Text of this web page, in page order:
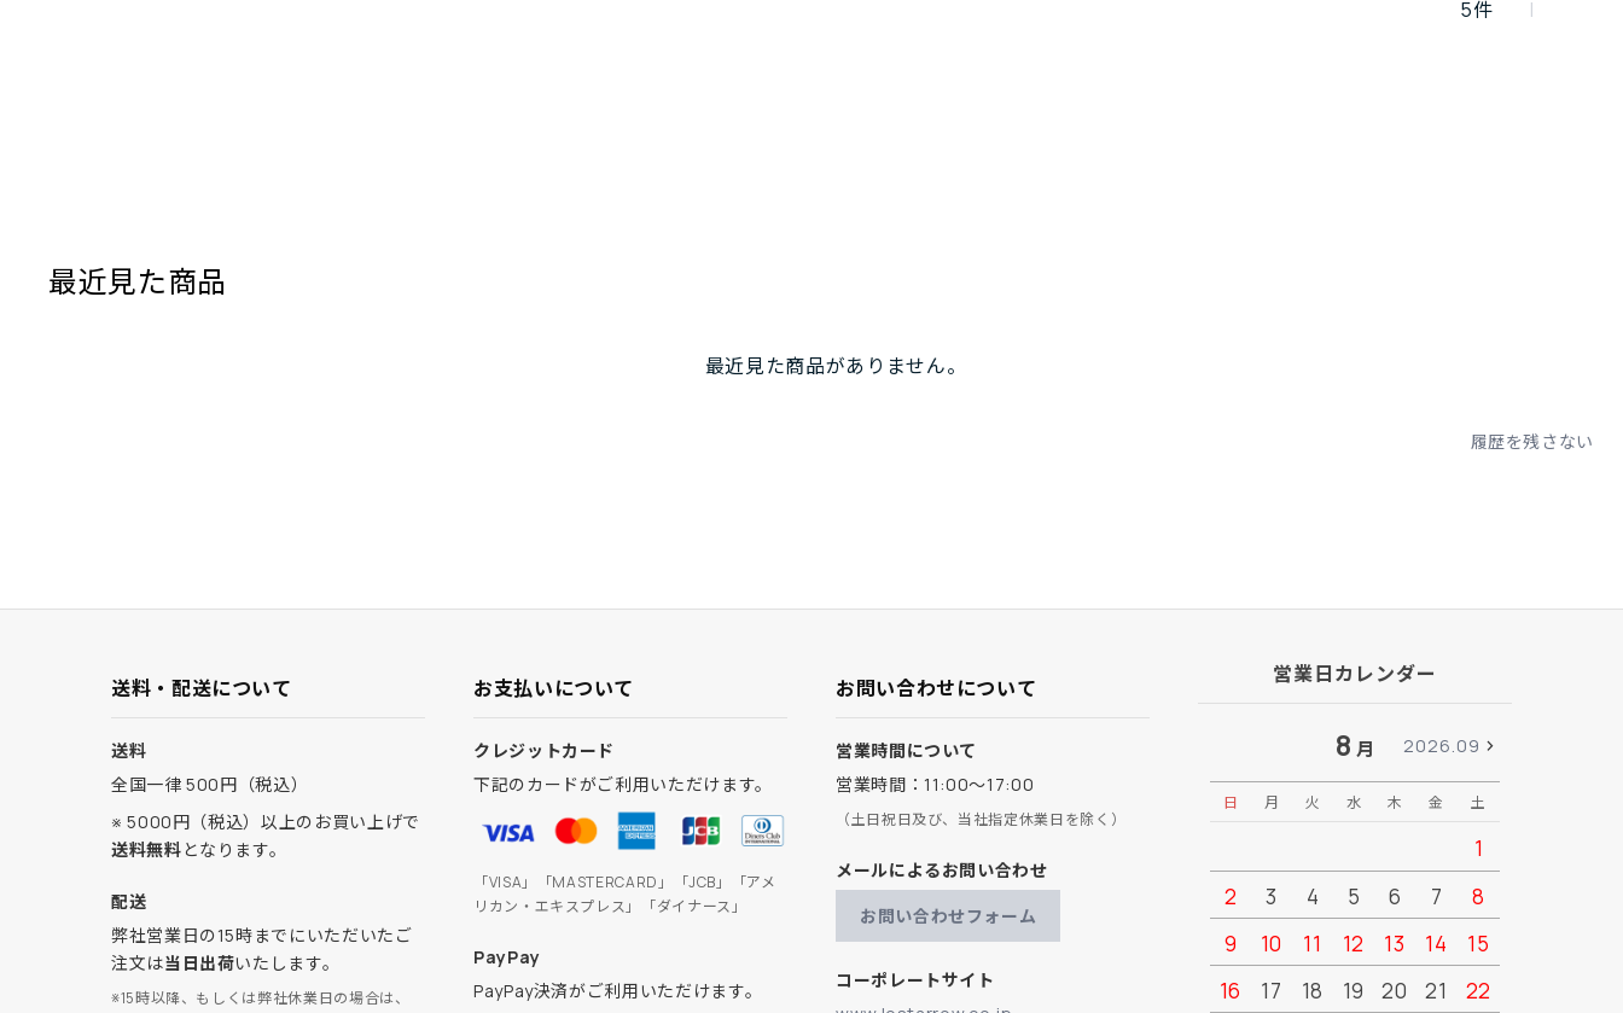
5件
最近見た商品
最近見た商品がありません。
履歴を残さない
送料・配送について
送料
全国一律 500円（税込）
※ 5000円（税込）以上のお買い上げで
送料無料となります。
配送
弊社営業日の15時までにいただいたご
注文は当日出荷いたします。
※15時以降、もしくは弊社休業日の場合は、
お支払いについて
クレジットカード
下記のカードがご利用いただけます。
「VISA」「MASTERCARD」「JCB」「アメ
リカン・エキスプレス」「ダイナース」
PayPay
PayPay決済がご利用いただけます。
お問い合わせについて
営業時間について
営業時間：11:00～17:00
（土日祝日及び、当社指定休業日を除く）
メールによるお問い合わせ
お問い合わせフォーム
コーポレートサイト
営業日カレンダー
8 月 2026.09
日 月 火 水 木 金 土
1
2
3 4 5 6 7
8
9
10 11 12 13 14
15
16
17 18 19 20 21
22